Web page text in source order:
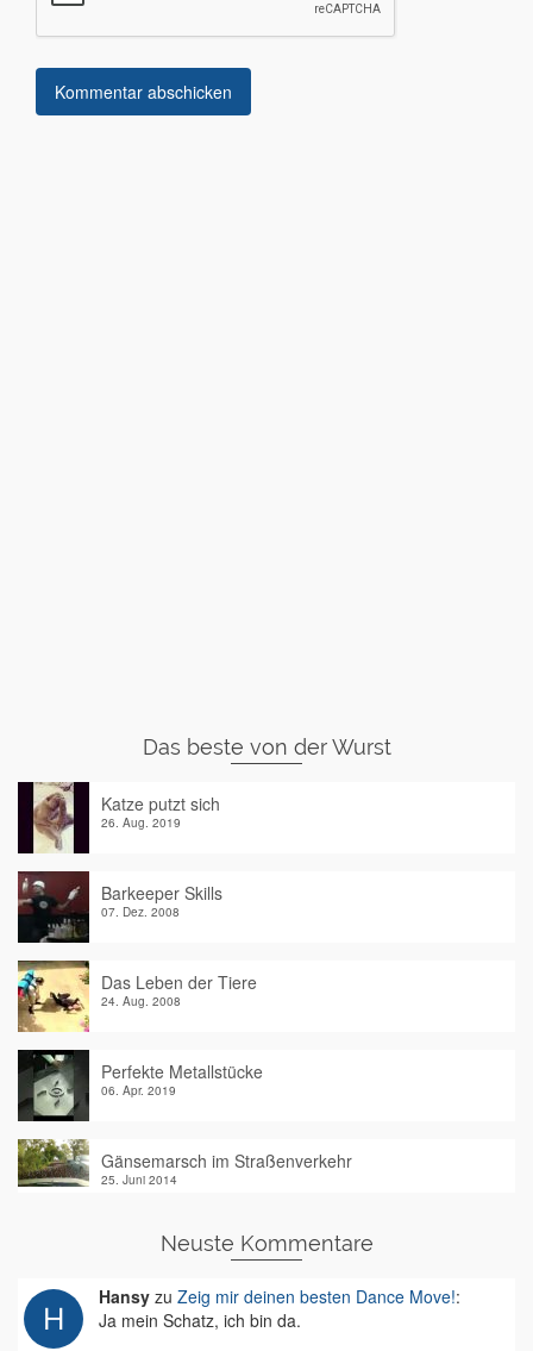
Das beste von der Wurst
Katze putzt sich
26. Aug. 2019
Barkeeper Skills
07. Dez. 2008
Das Leben der Tiere
24. Aug. 2008
Perfekte Metallstücke
06. Apr. 2019
Gänsemarsch im Straßenverkehr
25. Juni 2014
Neuste Kommentare
Hansy zu Zeig mir deinen besten Dance Move!:
Ja mein Schatz, ich bin da.